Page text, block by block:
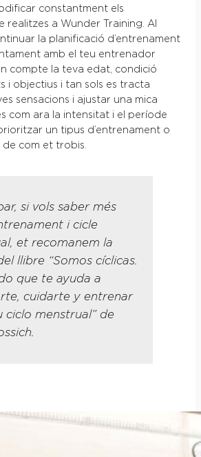
constantment els
realitzes a Wunder Training. Al
la planificació d’entrenament
amb el teu entrenador
compte la teva edat, condició
i objectius i tan sols es tracta
sensacions i ajustar una mica
com ara la intensitat i el període
un tipus d’entrenament o
com et trobis.
si vols saber més
i cicle
et recomanem la
llibre “Somos cíclicas.
que te ayuda a
cuidarte y entrenar
ciclo menstrual” de